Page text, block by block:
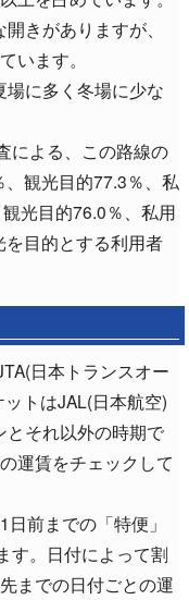
きがありますが、
います。
に多く冬場に少な
による、この路線の
観光目的77.3％、私
光目的76.0％、私用
目的とする利用者
日本トランスオー
トはJAL(日本航空)
とそれ以外の時期で
運賃をチェックして
前までの「特便」
す。日付によって割
までの日付ごとの運